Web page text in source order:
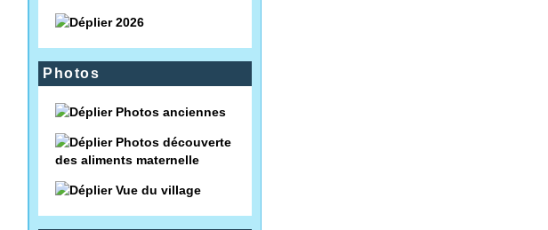
2026
Photos
Photos anciennes
Photos découverte
des aliments maternelle
Vue du village